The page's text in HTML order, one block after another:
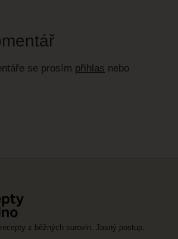
se prosím přihlas nebo
z běžných surovin. Jasný postup,